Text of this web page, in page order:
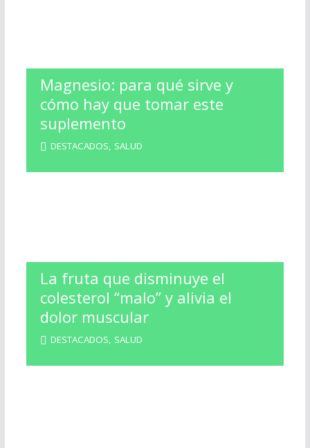
Magnesio: para qué sirve y
cómo hay que tomar este
suplemento
DESTACADOS, SALUD
La fruta que disminuye el
colesterol “malo” y alivia el
dolor muscular
DESTACADOS, SALUD